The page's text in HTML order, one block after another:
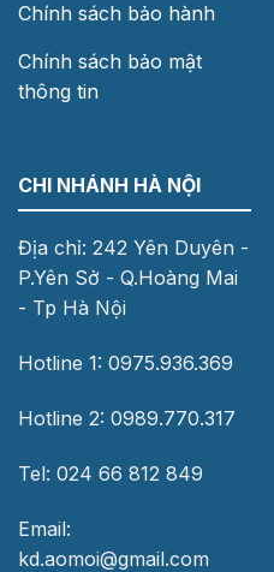
Chính sách bảo hành
Chính sách bảo mật
thông tin
CHI NHÁNH HÀ NỘI
Địa chỉ: 242 Yên Duyên -
P.Yên Sở - Q.Hoàng Mai
- Tp Hà Nội
Hotline 1: 0975.936.369
Hotline 2: 0989.770.317
Tel: 024 66 812 849
Email:
kd.aomoi@gmail.com